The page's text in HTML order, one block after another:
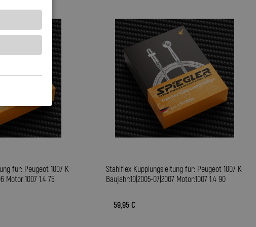
für: Peugeot 1007 K
Motor:1007 1.4 75
Stahlflex Kupplungsleitung für: Peugeot 1007 K
Baujahr:10|2005-07|2007 Motor:1007 1.4 90
59,95 €